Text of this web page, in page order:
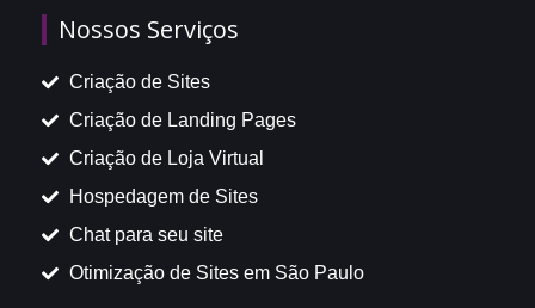
Nossos Serviços
Criação de Sites
Criação de Landing Pages
Criação de Loja Virtual
Hospedagem de Sites
Chat para seu site
Otimização de Sites em São Paulo